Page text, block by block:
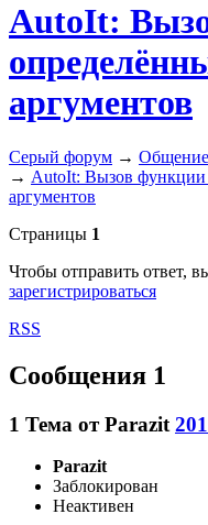
AutoIt:
аргументов
Серый форум → Общение
→ AutoIt: Вызов функции
аргументов
Страницы 1
Чтобы отправить ответ,
зарегистрироваться
RSS
Сообщения 1
1 Тема отParazit
Parazit
Заблокирован
Неактивен